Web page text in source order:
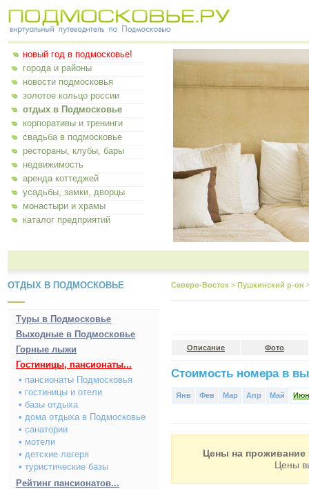
новый год в подмосковье!
города и районы
новости подмосковья
золотое кольцо россии
отдых в Подмосковье
корпоративы и тренинги
свадьба в подмосковье
рестораны, клубы, бары
недвижимость
аренда коттеджей
усадьбы, замки, дворцы
монастыри и храмы
каталог предприятий
ОТДЫХ В ПОДМОСКОВЬЕ
Туры в Подмосковье
Выходные в Подмосковье
Горные лыжи
Гостиницы, пансионаты...
• пансионаты Подмосковья
• гостиницы и отели
• базы отдыха
• дома отдыха в Подмосковье
• санатории
• мотели
• детские лагеря
• туристические базы
Рейтинг пансионатов...
Северо-Восток > Пушкинский р-он
Описание Фото
Стоимость номера в
Янв Фев Мар Апр Май Июн
Цены на проживание
Цены